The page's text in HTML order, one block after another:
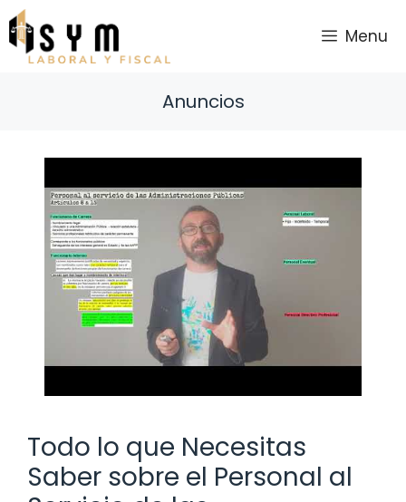
Saltar
al
contenido
Menu
Anuncios
Todo lo que Necesitas
Saber sobre el Personal al